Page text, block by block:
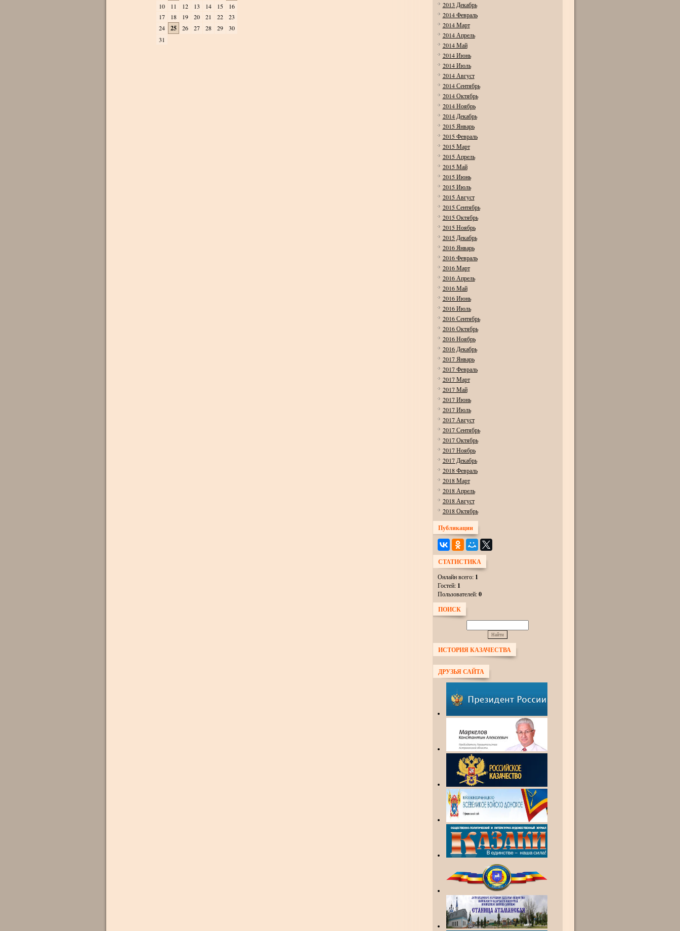
10 11 12 13 14 15
16
17
18 19 20 21 22
23
24
25 26 27 28 29
30
31
2013 Декабрь
2014 Февраль
2014 Март
2014 Апрель
2014 Май
2014 Июнь
2014 Июль
2014 Август
2014 Сентябрь
2014 Октябрь
2014 Ноябрь
2014 Декабрь
2015 Январь
2015 Февраль
2015 Март
2015 Апрель
2015 Май
2015 Июнь
2015 Июль
2015 Август
2015 Сентябрь
2015 Октябрь
2015 Ноябрь
2015 Декабрь
2016 Январь
2016 Февраль
2016 Март
2016 Апрель
2016 Май
2016 Июнь
2016 Июль
2016 Сентябрь
2016 Октябрь
2016 Ноябрь
2016 Декабрь
2017 Январь
2017 Февраль
2017 Март
2017 Май
2017 Июнь
2017 Июль
2017 Август
2017 Сентябрь
2017 Октябрь
2017 Ноябрь
2017 Декабрь
2018 Февраль
2018 Март
2018 Апрель
2018 Август
2018 Октябрь
Публикации
СТАТИСТИКА
Онлайн всего: 1
Гостей: 1
Пользователей:0
ПОИСК
ИСТОРИЯ КАЗАЧЕСТВА
ДРУЗЬЯ САЙТА